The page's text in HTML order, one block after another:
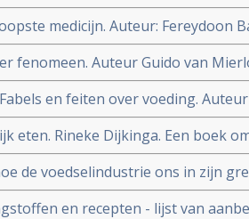
medicijn. Auteur: Fereydoon
fenomeen. Auteur Guido van
en feiten over voeding.
eten. Rineke Dijkinga. Een boek
te beinvloeden. Inclusief recepten
de voedselindustrie ons in zijn
en recepten - lijst van